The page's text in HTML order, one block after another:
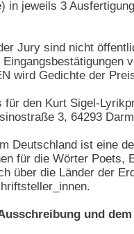
in jeweils 3
Jury sind nicht
wird Gedichte der
für den Kurt Sigel-
3, 64293
Deutschland ist eine
für die Wörter Poets,
über die Länder der
und